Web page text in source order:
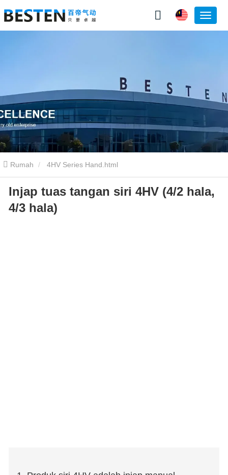
Rumah 4HV Series Hand.html
Injap tuas tangan siri 4HV (4/2 hala,
4/3 hala)